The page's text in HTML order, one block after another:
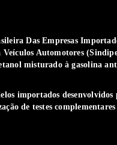
Das Empresas
Automotores
misturado à gasolina
importados
de testes